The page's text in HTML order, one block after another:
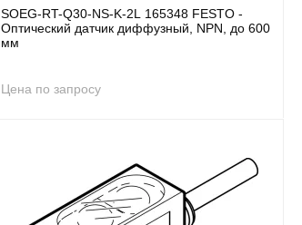
SOEG-RT-Q30-NS-K-2L 165348 FESTO -
Оптический датчик диффузный, NPN, до 600
мм
Цена по запросу